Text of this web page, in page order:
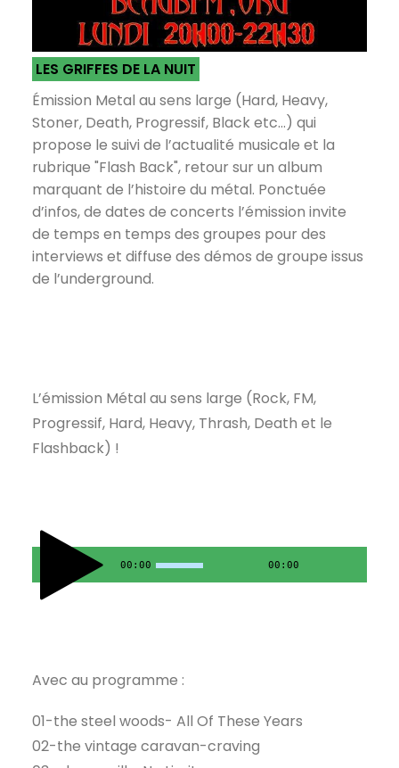
LES GRIFFES DE LA NUIT
Émission Metal au sens large (Hard, Heavy,
Stoner, Death, Progressif, Black etc...) qui
propose le suivi de l’actualité musicale et la
rubrique "Flash Back", retour sur un album
marquant de l’histoire du métal. Ponctuée
d’infos, de dates de concerts l’émission invite
de temps en temps des groupes pour des
interviews et diffuse des démos de groupe issus
de l’underground.
L’émission Métal au sens large (Rock, FM,
Progressif, Hard, Heavy, Thrash, Death et le
Flashback) !
00:00 00:00
Avec au programme :
01-the steel woods- All Of These Years
02-the vintage caravan-craving